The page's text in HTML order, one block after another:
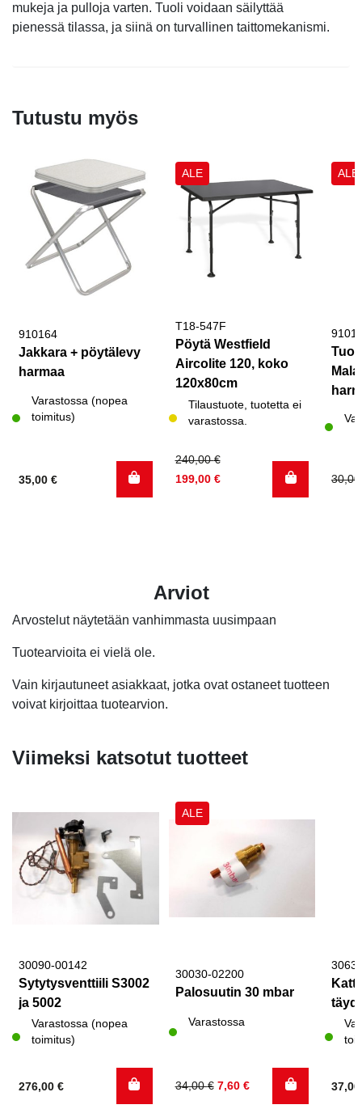
mukeja ja pulloja varten. Tuoli voidaan säilyttää
pienessä tilassa, ja siinä on turvallinen taittomekanismi.
Tutustu myös
910164
Jakkara + pöytälevy
harmaa
Varastossa (nopea
toimitus)
35,00 €
ALE
T18-547F
Pöytä Westfield
Aircolite 120, koko
120x80cm
Tilaustuote, tuotetta ei
varastossa.
240,00€
Alkuperäinen
hinta
199,00 €
Nykyinen
hinta
ALE
Arviot
Arvostelut näytetään vanhimmasta uusimpaan
Tuotearvioita ei vielä ole.
Vain kirjautuneet asiakkaat, jotka ovat ostaneet tuotteen
voivat kirjoittaa tuotearvion.
Viimeksi katsotut tuotteet
30090-00142
Sytytysventtiili S3002
ja 5002
Varastossa (nopea
toimitus)
276,00 €
ALE
30030-02200
Palosuutin 30 mbar
Varastossa
34,00€
Alkuperäinen
7,60 €
Nykyinen